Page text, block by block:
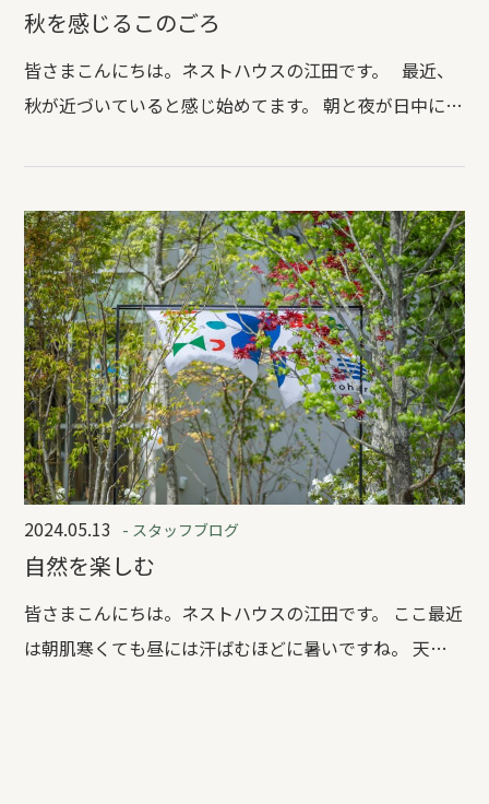
秋を感じるこのごろ
皆さまこんにちは。ネストハウスの江田です。 最近、
秋が近づいていると感じ始めてます。 朝と夜が日中に比
ていること など変化を感じるようになりました。 今
日、夜空にきれいな三日月が見えました。 中秋の名月
まではまだ日がありますが まだ満月ではなくとも とて
もきれいに夜空を照らしておりました。
2024.05.13 - スタッフブログ
自然を楽しむ
皆さまこんにちは。ネストハウスの江田です。 ここ最近
は朝肌寒くても昼には汗ばむほどに暑いですね。 天気